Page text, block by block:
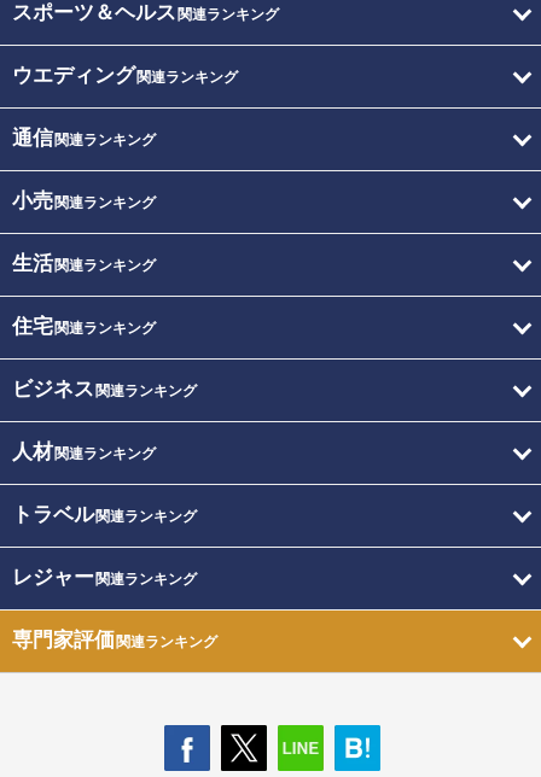
スポーツ＆ヘルス 関連ランキング
ウエディング関連ランキング
通信関連ランキング
小売関連ランキング
生活関連ランキング
住宅関連ランキング
ビジネス 関連ランキング
人材関連ランキング
トラベル関連ランキング
レジャー関連ランキング
専門家評価関連ランキング